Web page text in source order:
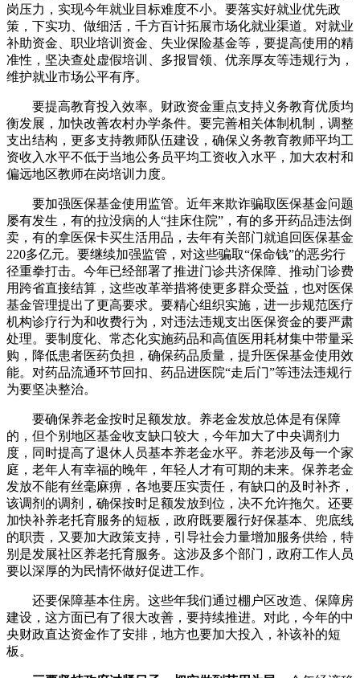
岗压力，实现今年就业目标难度不小。要落实好就业优先政
策，下实功、做细活，千方百计拓展市场化就业渠道。对就业
补助资金、职业培训资金、失业保险基金等，要提高使用的精
准性，坚决查处虚假培训、多报冒领、优亲厚友等违规行为，
维护就业市场公平有序。
要提高教育投入效率。财政资金重点支持义务教育优质均
衡发展，加快改善农村办学条件。要完善相关体制机制，调整
支出结构，更多支持教师队伍建设，确保义务教育教师平均工
资收入水平不低于当地公务员平均工资收入水平，加大农村和
偏远地区教师在岗培训力度。
要加强医保基金使用监管。近年来欺诈骗取医保基金问题
屡有发生，有的拉没病的人“挂床住院”，有的多开药品违法倒
卖，有的拿医保卡买生活用品，去年有关部门就追回医保基金
220多亿元。要继续加强监管，对这些骗取“保命钱”的恶劣行
径重拳打击。今年已经部署了推进门诊共济保障、推动门诊费
用跨省直接结算，这些改革举措将使更多群众受益，也对医保
基金管理提出了更高要求。要精心组织实施，进一步规范医疗
机构诊疗行为和收费行为，对违法违规支出医保资金的要严肃
处理。要制度化、常态化实施药品和高值医用耗材集中带量采
购，降低患者医药负担，确保药品质量，提升医保基金使用效
能。对药品流通环节回扣、药品进医院“走后门”等违法违规行
为要坚决整治。
要确保养老金按时足额发放。养老金发放总体是有保障
的，但个别地区基金收支缺口较大，今年加大了中央调剂力
度，同时提高了退休人员基本养老金水平。养老涉及每一个家
庭，老年人有幸福的晚年，年轻人才有可期的未来。保养老金
发放不能有丝毫麻痹，各地要压实责任，有缺口的及时补齐，
该调剂的调剂，确保按时足额发放到位，决不允许拖欠。还要
加快补养老托育服务的短板，政府既要履行好保基本、兜底线
的职责，又要加大政策支持，引导社会力量增加服务供给，特
别是发展社区养老托育服务。这涉及多个部门，政府工作人员
要以深厚的为民情怀做好促进工作。
还要保障基本住房。这些年我们通过棚户区改造、保障房
建设，这方面已有了很大改善，要持续推进。对此，今年的中
央财政直达资金作了安排，地方也要加大投入，补该补的短
板。